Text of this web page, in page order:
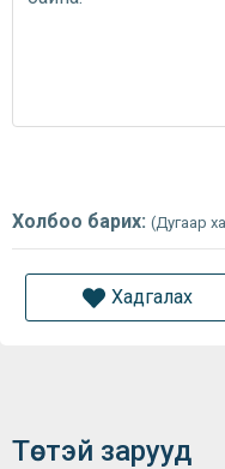
Холбоо барих: (Дугаар
Хадгалах
Төстэй зарууд